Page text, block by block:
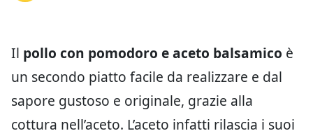
Il pollo con pomodoro e aceto balsamico è
un secondo piatto facile da realizzare e dal
sapore gustoso e originale, grazie alla
cottura nell’aceto. L’aceto infatti rilascia i suoi